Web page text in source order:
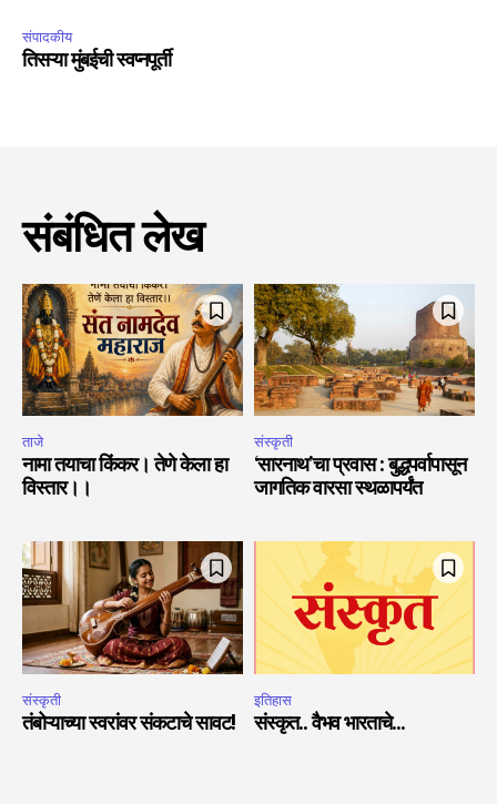
संपादकीय
तिसऱ्या मुंबईची स्वप्नपूर्ती
संबंधित लेख
ताजे
नामा तयाचा किंकर। तेणे केला हा
विस्तार।।
संस्कृती
‘सारनाथ’चा प्रवास : बुद्धपर्वापासून
जागतिक वारसा स्थळापर्यंत
संस्कृती
तंबोऱ्याच्या स्वरांवर संकटाचे सावट!
इतिहास
संस्कृत.. वैभव भारताचे…